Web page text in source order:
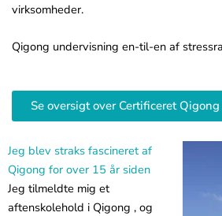
virksomheder.
Qigong undervisning en-til-en af
Se oversigt over Certificeret
Jeg blev straks fascineret af
Qigong for over 15 år siden
Jeg tilmeldte mig et
aftenskolehold i Qigong , og